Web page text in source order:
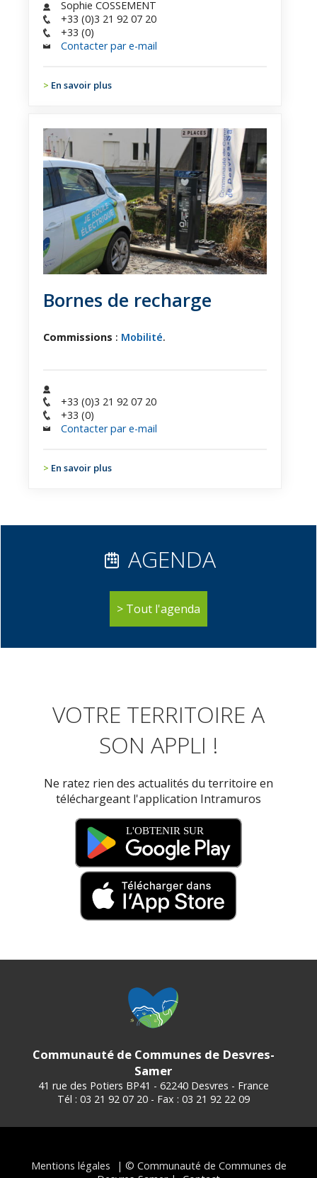
Sophie COSSEMENT
+33 (0)3 21 92 07 20
+33 (0)
Contacter par e-mail
En savoir plus
Bornes de recharge
Commissions : Mobilité.
+33 (0)3 21 92 07 20
+33 (0)
Contacter par e-mail
En savoir plus
AGENDA
Tout l'agenda
VOTRE TERRITOIRE A
SON APPLI !
Ne ratez rien des actualités du territoire en
téléchargeant l'application Intramuros
Communauté de Communes de Desvres-
Samer
41 rue des Potiers BP41 - 62240 Desvres - France
Tél : 03 21 92 07 20 - Fax : 03 21 92 22 09
Mentions légales
| © Communauté de Communes de